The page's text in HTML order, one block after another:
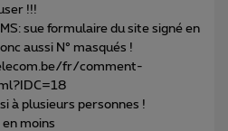
!!!
sue formulaire du site signé en
aussi N° masqués !
fr/comment-
à plusieurs personnes !
moins